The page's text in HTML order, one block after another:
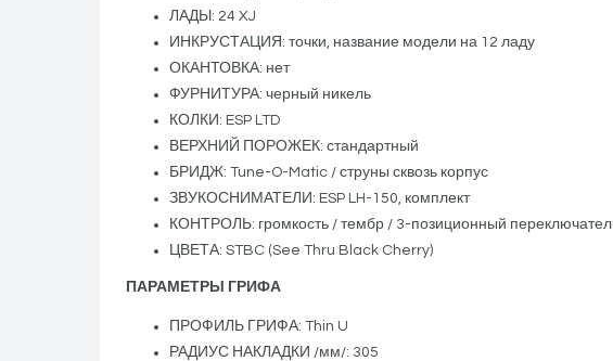
ЛАДЫ: 24 XJ
ИНКРУСТАЦИЯ: точки, название модели на 12 ладу
ОКАНТОВКА: нет
ФУРНИТУРА: черный никель
КОЛКИ: ESP LTD
ВЕРХНИЙ ПОРОЖЕК: стандартный
БРИДЖ: Tune-O-Matic / струны сквозь корпус
ЗВУКОСНИМАТЕЛИ: ESP LH-150, комплект
КОНТРОЛЬ: громкость / тембр / 3-позиционный
ЦВЕТА: STBC (See Thru Black Cherry)
ПАРАМЕТРЫ ГРИФА
ПРОФИЛЬ ГРИФА: Thin U
РАДИУС НАКЛАДКИ /мм/: 305